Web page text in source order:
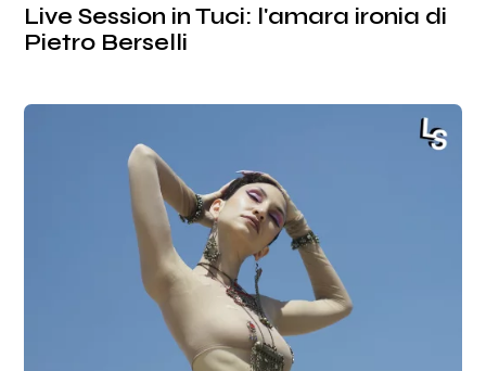
Live Session in Tuci: l'amara ironia di
Pietro Berselli